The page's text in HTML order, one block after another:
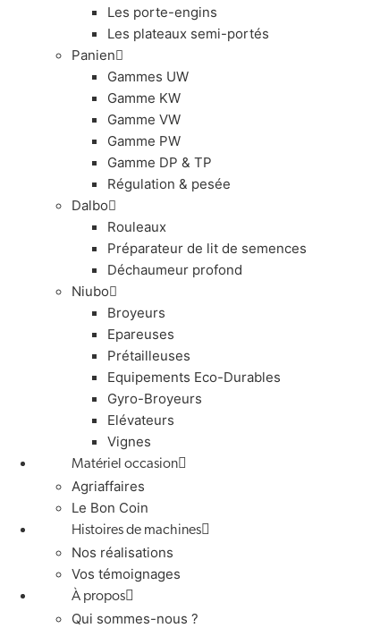
Les porte-engins
Les plateaux semi-portés
Panien
Gammes UW
Gamme KW
Gamme VW
Gamme PW
Gamme DP & TP
Régulation & pesée
Dalbo
Rouleaux
Préparateur de lit de semences
Déchaumeur profond
Niubo
Broyeurs
Epareuses
Prétailleuses
Equipements Eco-Durables
Gyro-Broyeurs
Elévateurs
Vignes
Matériel occasion
Agriaffaires
Le Bon Coin
Histoires de machines
Nos réalisations
Vos témoignages
À propos
Qui sommes-nous ?